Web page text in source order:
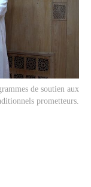
de soutien aux
prometteurs.